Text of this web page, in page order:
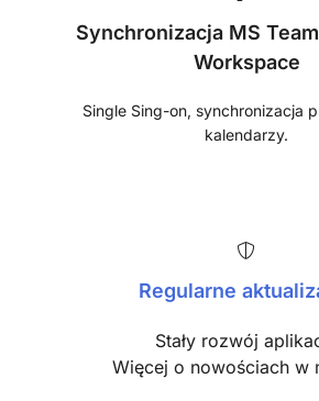
Synchronizacja MS
Workspace
Single Sing-on, synchronizacja
kalendarzy.
Regularne
Stały rozwój
Więcej o nowościach w